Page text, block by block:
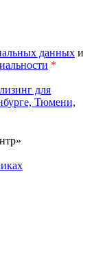
данных и
*